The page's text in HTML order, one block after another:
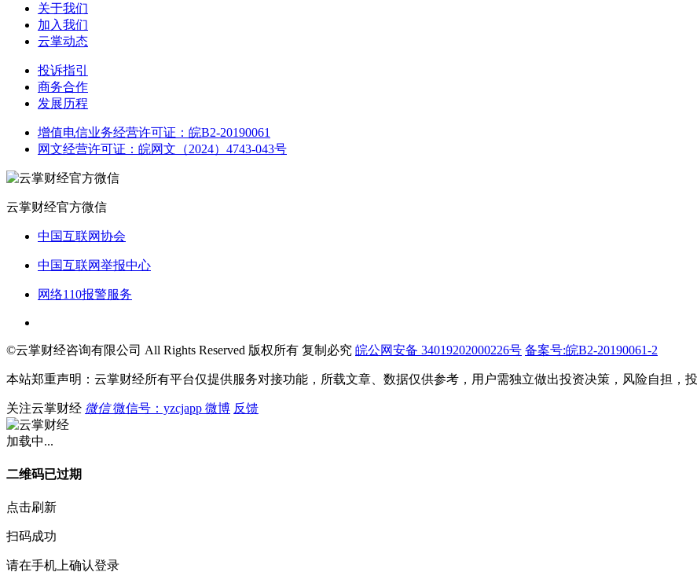
关于我们
加入我们
云掌动态
投诉指引
商务合作
发展历程
增值电信业务经营许可证：皖B2-20190061
网文经营许可证：皖网文（2024）4743-043号
云掌财经官方微信
中国互联网协会
中国互联网举报中心
网络110报警服务
©云掌财经咨询有限公司 All Rights Reserved 版权所有 复制必究 皖公网安备 34019202000226号 备案号:皖B2-20190061-2
本站郑重声明：云掌财经所有平台仅提供服务对接功能，所载文章、数据仅供参考，用户需独立做出投资决策，风险自担，
关注云掌财经 微信 微信号：yzcjapp 微博 反馈
加载中...
二维码已过期
点击刷新
扫码成功
请在手机上确认登录